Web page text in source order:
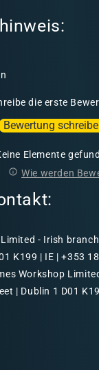
die erste
Bewertung
Elemente
Wie werden
- Irish
K199 | IE | +353
Workshop
| Dublin 1 D01